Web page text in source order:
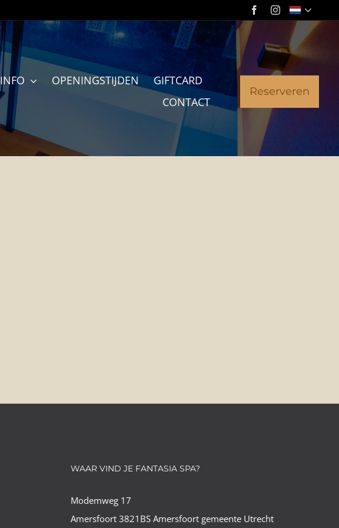
INFO OPENINGSTIJDEN
GIFTCARD
CONTACT
Reserveren
WAAR VIND JE FANTASIA SPA?
Modemweg 17
Amersfoort 3821BS Amersfoort gemeente Utrecht